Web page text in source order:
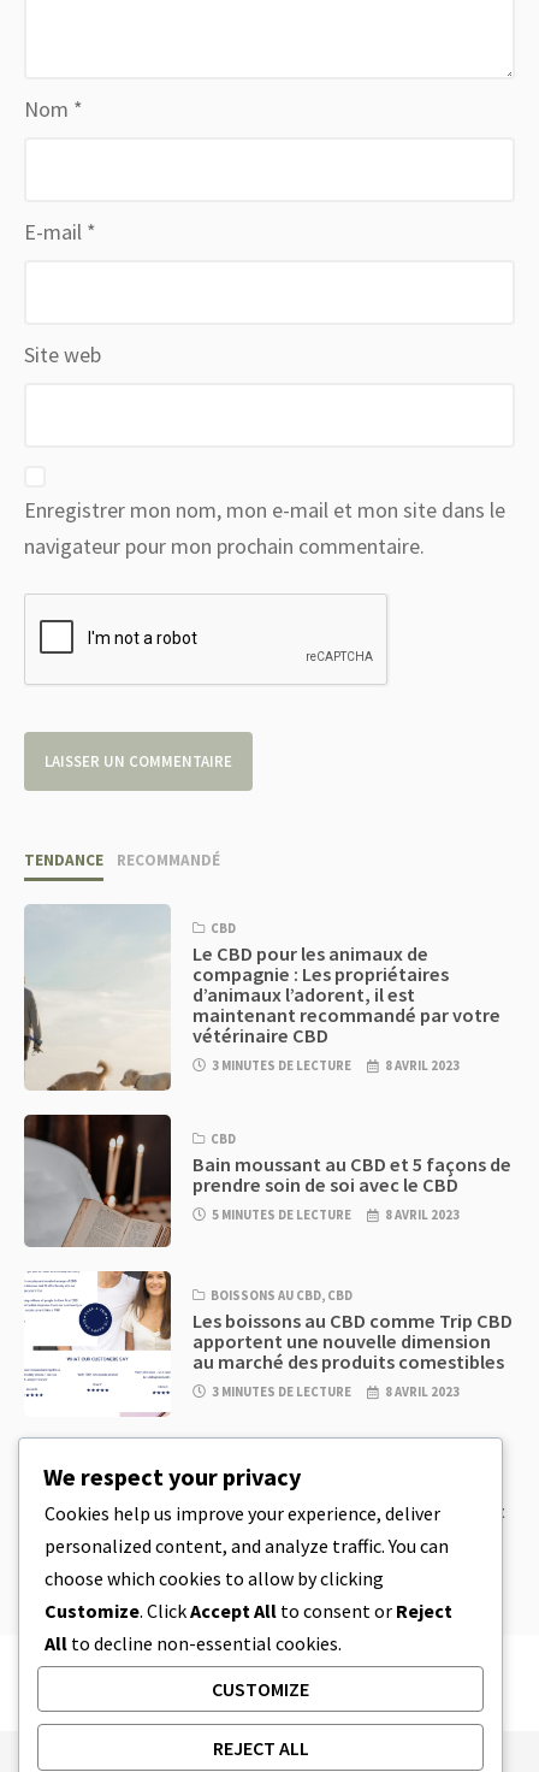
Nom *
E-mail *
Site web
Enregistrer mon nom, mon e-mail et mon site dans le
navigateur pour mon prochain commentaire.
TENDANCE RECOMMANDÉ
CBD
Le CBD pour les animaux de
compagnie : Les propriétaires
d’animaux l’adorent, il est
maintenant recommandé par votre
vétérinaire CBD
3 MINUTES DE LECTURE 8 AVRIL 2023
CBD
Bain moussant au CBD et 5 façons de
prendre soin de soi avec le CBD
5 MINUTES DE LECTURE 8 AVRIL 2023
BOISSONS AU CBD, CBD
Les boissons au CBD comme Trip CBD
apportent une nouvelle dimension
au marché des produits comestibles
3 MINUTES DE LECTURE 8 AVRIL 2023
CBD EDIBLES
Pâte à biscuits au CBD et produits
comestibles au CBD incroyablement
simples à préparer à la maison
5 MINUTES DE LECTURE
We respect your privacy
Cookies help us improve your experience, deliver
personalized content, and analyze traffic. You can
choose which cookies to allow by clicking
Customize. ClickAccept All to consent or Reject
All to decline non-essential cookies.
CUSTOMIZE
REJECT ALL